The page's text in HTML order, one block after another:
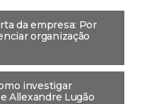
da empresa: Por
organização
investigar
Allexandre Lugão